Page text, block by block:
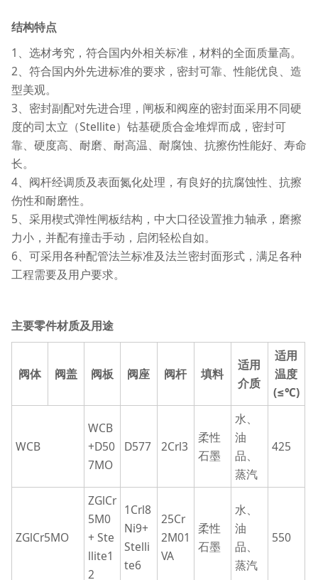
结构特点
1、选材考究，符合国内外相关标准，材料的全面质量高。
2、符合国内外先进标准的要求，密封可靠、性能优良、造
型美观。
3、密封副配对先进合理，闸板和阀座的密封面采用不同硬
度的司太立（Stellite）钴基硬质合金堆焊而成，密封可
靠、硬度高、耐磨、耐高温、耐腐蚀、抗擦伤性能好、寿命
长。
4、阀杆经调质及表面氮化处理，有良好的抗腐蚀性、抗擦
伤性和耐磨性。
5、采用楔式弹性闸板结构，中大口径设置推力轴承，磨擦
力小，并配有撞击手动，启闭轻松自如。
6、可采用各种配管法兰标准及法兰密封面形式，满足各种
工程需要及用户要求。
主要零件材质及用途
阀体 阀盖 阀板 阀座 阀杆 填料
适用
介质
适用
温度
(≤℃)
WCB
WCB
+D50
7MO
D577 2Crl3
柔性
石墨
水、
油
品、
蒸汽
425
ZGlCr5MO
ZGlCr
5M0
+ Ste
llite1
2
1Crl8
Ni9+
Stelli
te6
25Cr
2M01
VA
柔性
石墨
水、
油
品、
蒸汽
550